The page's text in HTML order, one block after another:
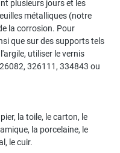
plusieurs jours et les
métalliques (notre
la corrosion. Pour
que sur des supports tels
utiliser le vernis
326111, 334843 ou
la toile, le carton, le
la porcelaine, le
le cuir.